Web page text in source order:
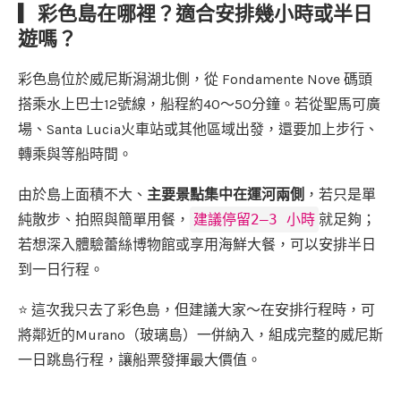
彩色島在哪裡？適合安排幾小時或半日
遊嗎？
彩色島位於威尼斯潟湖北側，從 Fondamente Nove 碼頭
搭乘水上巴士12號線，船程約40～50分鐘。若從聖馬可廣
場、Santa Lucia火車站或其他區域出發，還要加上步行、
轉乘與等船時間。
由於島上面積不大、 主要景點集中在運河兩側 ，若只是單
純散步、拍照與簡單用餐， 建議停留2–3 小時 就足夠；
若想深入體驗蕾絲博物館或享用海鮮大餐，可以安排半日
到一日行程。
⭐ 這次我只去了彩色島，但建議大家～在安排行程時，可
將鄰近的Murano（玻璃島）一併納入，組成完整的威尼斯
一日跳島行程，讓船票發揮最大價值。